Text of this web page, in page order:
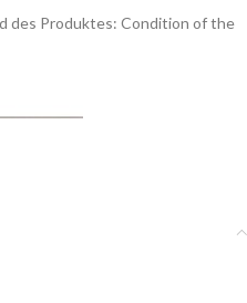
des Produktes: Condition of the